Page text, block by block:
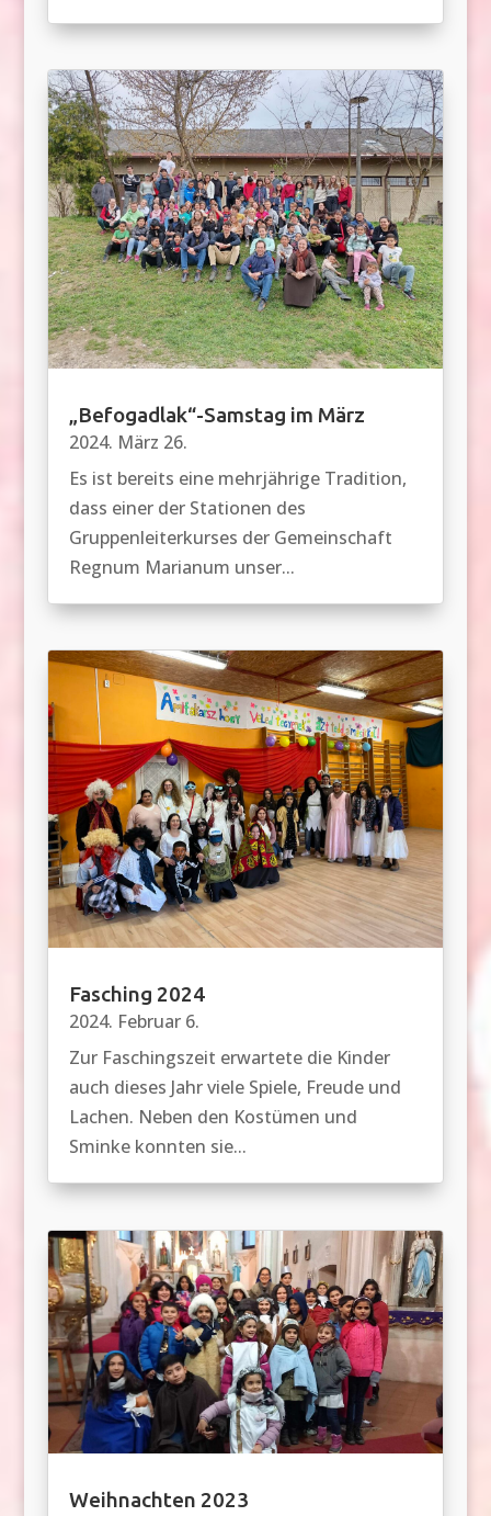
„Befogadlak“-Samstag im März
2024. März 26.
Es ist bereits eine mehrjährige Tradition,
dass einer der Stationen des
Gruppenleiterkurses der Gemeinschaft
Regnum Marianum unser...
Fasching 2024
2024. Februar 6.
Zur Faschingszeit erwartete die Kinder
auch dieses Jahr viele Spiele, Freude und
Lachen. Neben den Kostümen und
Sminke konnten sie...
Weihnachten 2023